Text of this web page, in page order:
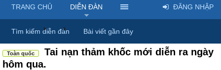
Diễn đàn ... Rao vặt tổng hợp - Uy tín - Miễn phí
Toàn quốc
Tai nạn thảm khốc mới diễn ra ngày
hôm qua.
TRANG CHỦ DIỄN ĐÀN
Tìm kiếm diễn đàn Bài viết gần đây
ĐĂNG NHẬP